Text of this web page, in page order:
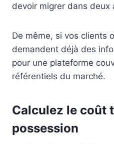
devoir migrer dans deux
De même, si vos clients
demandent déjà des
pour une plateforme
référentiels du marché.
Calculez le coût
possession